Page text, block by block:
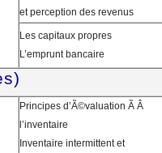
et perception des revenus
Les capitaux propres
L’emprunt bancaire
Principes d’Ã©valuation Ã Â
l’inventaire
Inventaire intermittent et